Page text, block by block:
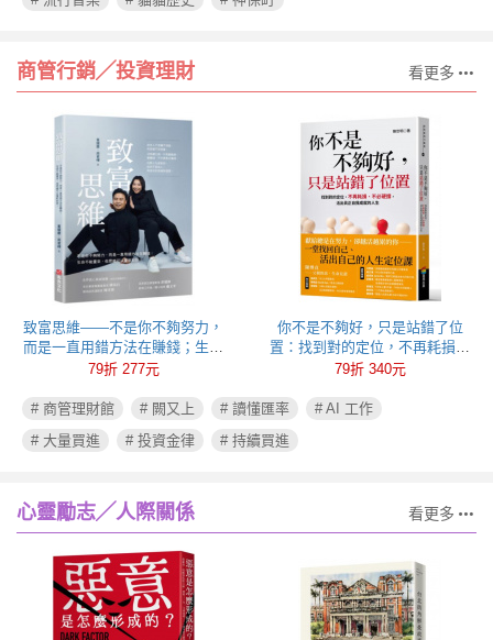
商管行銷╱投資理財 看更多
致富思維——不是你不夠努力，
而是一直用錯方法在賺錢；生命
不能重來，但思維可以重新彩
79折 277元
你不是不夠好，只是站錯了位
置：找到對的定位，不再耗損、
不必硬撐，活出真正自我成就的
79折 340元
# 商管理財館 # 闕又上 # 讀懂匯率
# AI 工作
# 大量買進
# 投資金律 # 持續買進
心靈勵志╱人際關係 看更多